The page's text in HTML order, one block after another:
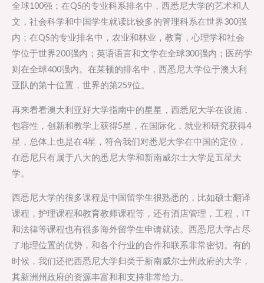
全球100强；在QS的专业科系排名中，西悉尼大学的艺术和人
文，社会科学和中国学生就读比较多的管理科系在世界300强
内；在QS的专业排名中，农业和林业，教育，心理学和社会
学位于世界200强内；英语语言和文学在全球300强内；医药学
则在全球400强内。在莱顿的排名中，西悉尼大学位于澳大利
亚队的第十位置，世界的第259位。
再来看看澳大利亚好大学指南中的星星，西悉尼大学在设施，
包容性，创新和教学上获得5星，在国际化，就业和研究获得4
星，总体上也是在4星，符合我们对悉尼大学在中国的定位，
在悉尼只有属于八大的悉尼大学和新南威尔士大学是五星大
学。
西悉尼大学的很多课程是中国留学生很熟悉的，比如硕士翻译
课程，护理课程和教育教师课程等，还有酒店管理，工程，IT
和法律等课程也有很多海外留学生申请就读。西悉尼大学占尽
了地理位置的优势，和各个行业的合作和联系非常密切。有的
时候，我们还把西悉尼大学归类于新南威尔士州政府的大学，
其新洲州政府的资源丰富和和支持非常给力。